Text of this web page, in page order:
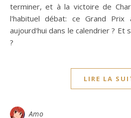
terminer, et à la victoire de
l'habituel débat: ce Grand
aujourd'hui dans le calendrier ? Et
?
LIRE LA
Amo